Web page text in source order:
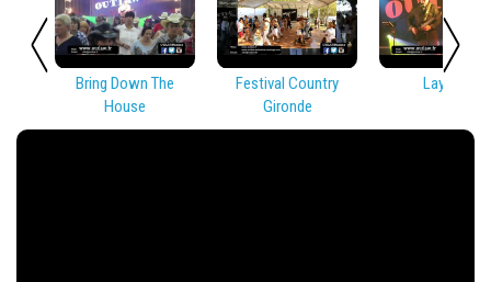
Bring Down The
House
Festival Country
Gironde
Lay Low